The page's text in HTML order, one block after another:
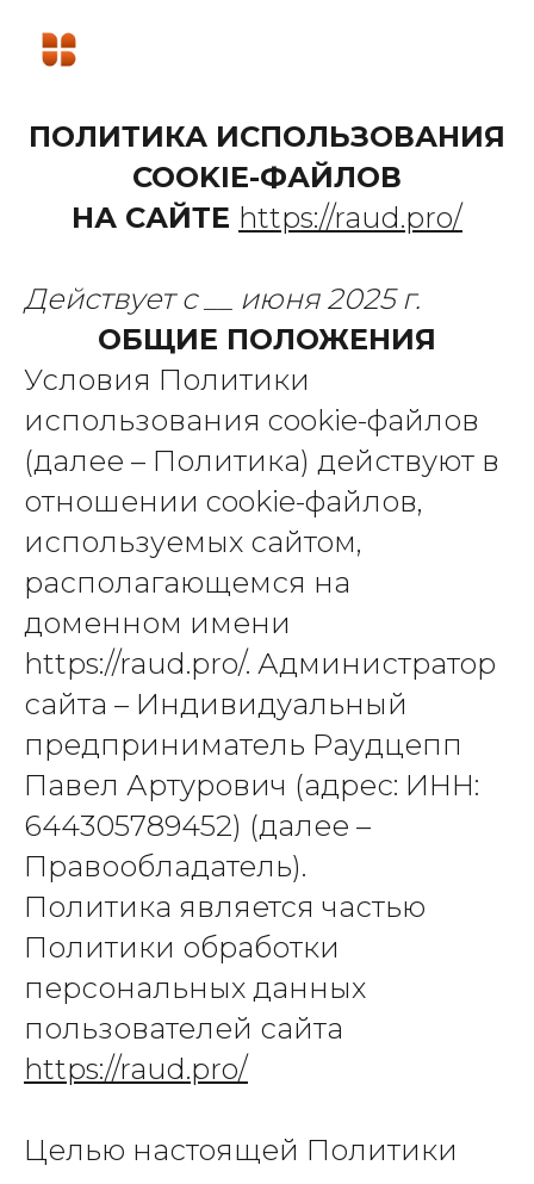
ПОЛИТИКА ИСПОЛЬЗОВАНИЯ
COOKIE-ФАЙЛОВ
НА САЙТЕ https://raud.pro/
Действует с __ июня 2025 г.
ОБЩИЕ ПОЛОЖЕНИЯ
Условия Политики
использования cookie-файлов
(далее – Политика) действуют в
отношении cookie-файлов,
используемых сайтом,
располагающемся на
доменном имени
https://raud.pro/. Администратор
сайта – Индивидуальный
предприниматель Раудцепп
Павел Артурович (адрес: ИНН:
644305789452) (далее –
Правообладатель).
Политика является частью
Политики обработки
персональных данных
пользователей сайта
https://raud.pro/
Целью настоящей Политики